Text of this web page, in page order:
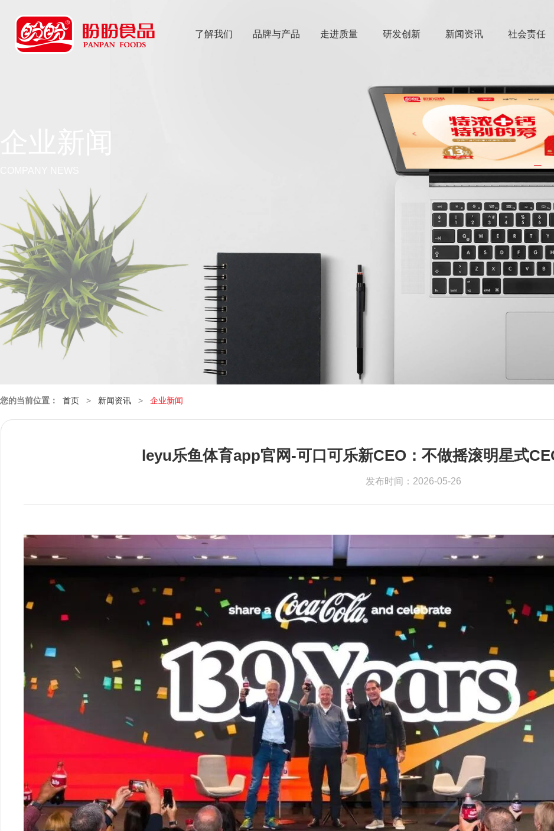
了解我们 品牌与产品 走进质量 研发创新 新闻资讯 社会责任
您的当前位置： 首页 > 新闻资讯 > 企业新闻
leyu乐鱼体育app官网-可口可乐新CEO：不做摇滚明星式
发布时间：2026-05-26